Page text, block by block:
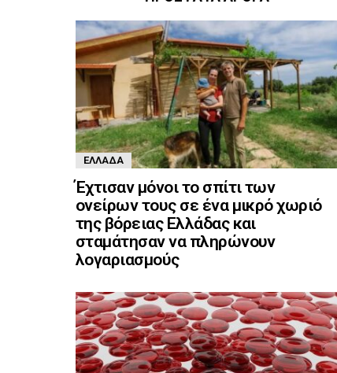
ΕΛΛΆΔΑ
Έχτισαν μόνοι το σπίτι των
ονείρων τους σε ένα μικρό χωριό
της βόρειας Ελλάδας και
σταμάτησαν να πληρώνουν
λογαριασμούς